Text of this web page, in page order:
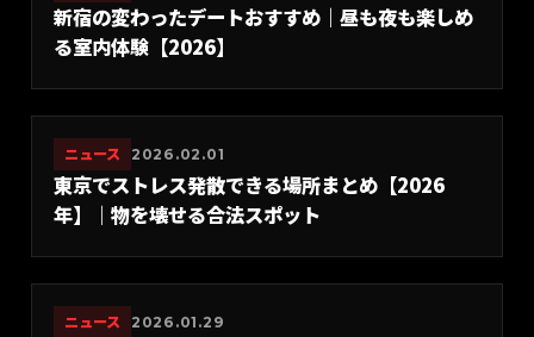
新宿の変わったデートおすすめ｜昼も夜も楽しめ
る室内体験【2026】
ニュース 2026.02.01
東京でストレス発散できる場所まとめ【2026
年】｜物を壊せる合法スポット
ニュース 2026.01.29